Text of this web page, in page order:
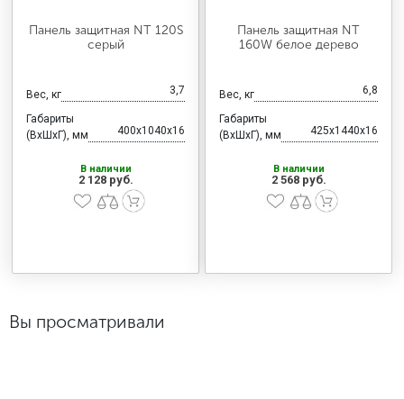
Панель защитная NT 120S
серый
Вес, кг 3,7
Габариты
(ВхШхГ), мм
400x1040x16
В наличии
2 128 руб.
Панель защитная NT
160W белое дерево
Вес, кг 6,8
Габариты
(ВхШхГ), мм
425x1440x16
В наличии
2 568 руб.
Вы просматривали